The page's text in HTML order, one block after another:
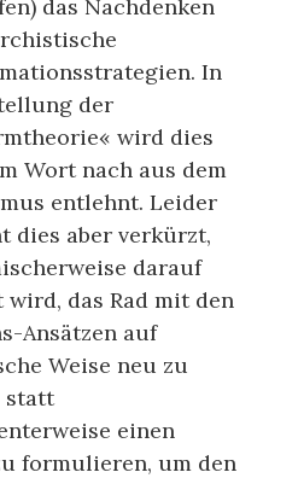
das Nachdenken
In
der
wird dies
Wort nach aus dem
entlehnt. Leider
dies aber verkürzt,
darauf
das Rad mit den
Ansätzen auf
Weise neu zu
statt
einen
formulieren, um den